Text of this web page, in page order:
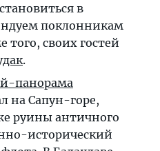
в
поклонникам
того, своих гостей
.
панорама
на Сапун-горе,
руины античного
исторический